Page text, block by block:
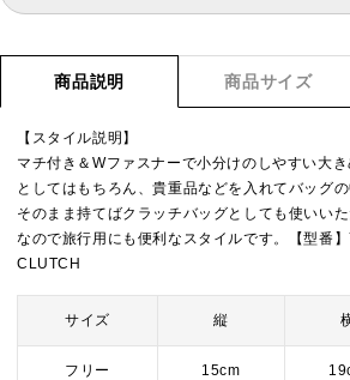
商品説明 商品サイズ
【スタイル説明】
マチ付き＆Wファスナーで小分けのしやすい大
としてはもちろん、貴重品などを入れてバッグ
そのまま持てばクラッチバッグとしても使いい
なので旅行用にも便利なスタイルです。【型番
CLUTCH
サイズ 縦
フリー 15cm